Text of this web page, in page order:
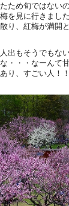
ため旬ではないの
を見に行きました
り、紅梅が満開
出もそうでもない
・・・なーんて
り、すごい人！！